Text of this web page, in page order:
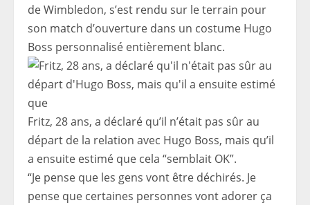
de Wimbledon, s’est rendu sur le terrain pour
son match d’ouverture dans un costume Hugo
Boss personnalisé entièrement blanc.
Fritz, 28 ans, a déclaré qu’il n’était pas sûr au
départ de la relation avec Hugo Boss, mais qu’il
a ensuite estimé que cela “semblait OK”.
“Je pense que les gens vont être déchirés. Je
pense que certaines personnes vont adorer ça